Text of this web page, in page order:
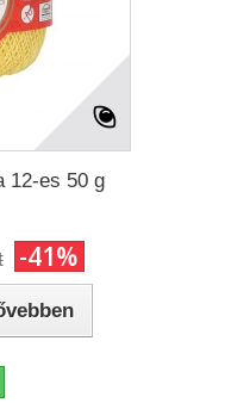
12-es 50 g
-41%